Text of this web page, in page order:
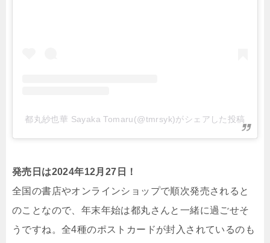
都丸紗也華 Sayaka Tomaru(@tmrsyk)がシェアした投稿
発売日は2024年12月27日！
全国の書店やオンラインショップで順次発売されると
のことなので、年末年始は都丸さんと一緒に過ごせそ
うですね。全4種のポストカードが封入されているのも